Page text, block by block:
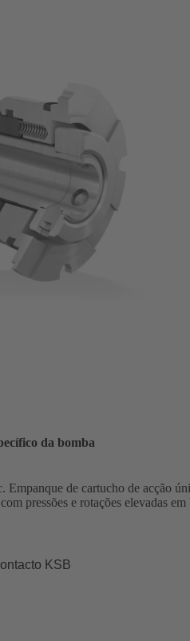
da bomba
Empanque de cartucho de acção
pressões e rotações elevadas em
KSB